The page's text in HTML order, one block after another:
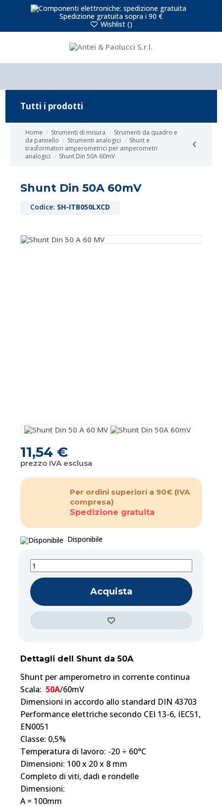
Spedizione gratuita sopra i 90 €
Wishlist ()
Home Strumenti di misura
Strumenti da quadro e
da pannello
Strumenti analogici
Shunt e
trasformatori amperometrici per amperometri
analogici
Shunt Din 50A 60mV
Shunt Din 50A 60mV
Codice: SH-ITB050LXCD
11,54 €
prezzo IVA esclusa
Per ordini superiori a 90€ (IVA
compresa)
Spedizione gratuita
Disponibile
Acquista
Dettagli dell Shunt da 50A
Shunt per amperometro in corrente continua
Scala: 50A/60mV
Dimensioni in accordo allo standard DIN 43703
Performance elettriche secondo CEI 13-6, IEC51,
EN0051
Classe: 0,5%
Temperatura di lavoro: -20 ÷ 60°C
Dimensioni: 100 x 20 x 8 mm
Completo di viti, dadi e rondelle
Dimensioni:
A = 100mm
Tutti i prodotti